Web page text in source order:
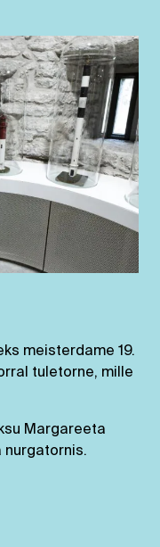
meisterdame 19.
tuletorne, mille
Margareeta
nurgatornis.